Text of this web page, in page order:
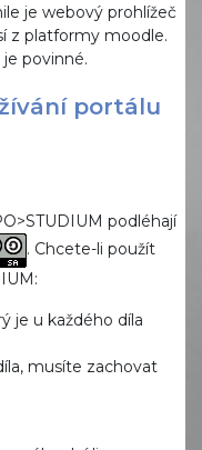
je webový prohlížeč
z platformy moodle.
povinné.
portálu
podléhají
. Chcete-li použít
je u každého díla
musíte zachovat